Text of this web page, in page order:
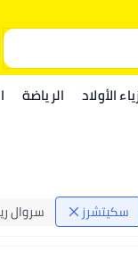
الأولاد الرياضة
سكيتشرز سروال